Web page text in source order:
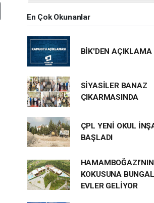
En Çok Okunanlar
BİK'DEN AÇIKLAMA
SİYASİLER BANAZ
ÇIKARMASINDA
ÇPL YENİ OKUL
BAŞLADI
KOKUSUNA
EVLER GELİYOR